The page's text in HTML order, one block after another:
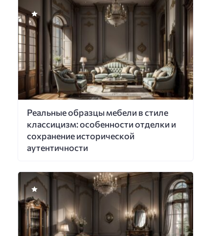
Реальные образцы мебели в стиле
классицизм: особенности отделки и
сохранение исторической
аутентичности